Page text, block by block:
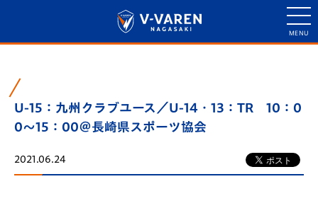
U-15：九州クラブユース／U-14・13：TR 10：0
0～15：00＠長崎県スポーツ協会
2021.06.24